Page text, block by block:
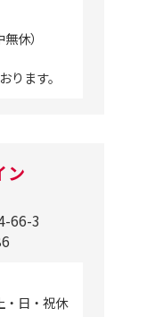
休）
ります。
ン
66-3
日・祝休